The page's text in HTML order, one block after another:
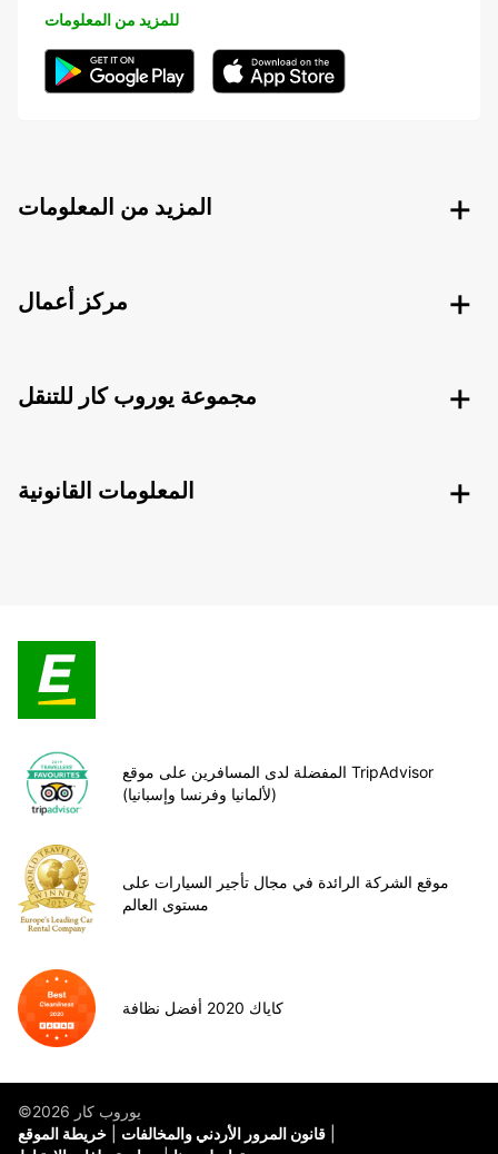
للمزيد من المعلومات
المزيد من المعلومات
مركز أعمال
مجموعة يوروب كار للتنقل
المعلومات القانونية
المفضلة لدى المسافرين على موقع TripAdvisor
(لألمانيا وفرنسا وإسبانيا)
موقع الشركة الرائدة في مجال تأجير السيارات على
مستوى العالم
كاياك 2020 أفضل نظافة
©يوروب كار 2026
خريطة الموقع
قانون المرور الأردني والمخالفات